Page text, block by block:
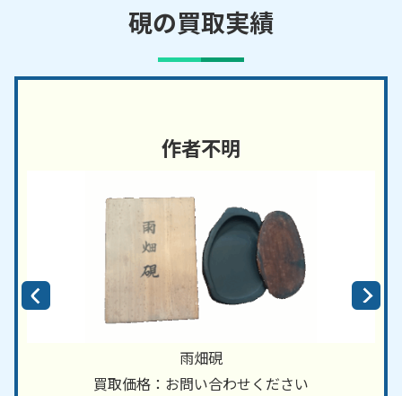
硯の買取実績
作者不明
雨畑硯
買取価格：お問い合わせください